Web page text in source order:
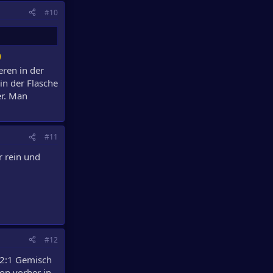
#10
in der
der Flasche
Man
#11
rein und
#12
Gemisch